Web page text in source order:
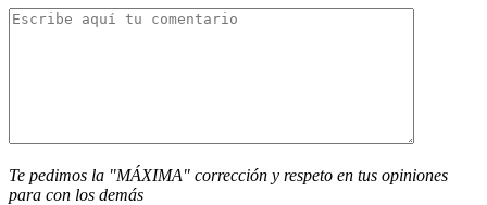
Te pedimos la "MÁXIMA" corrección y respeto en tus opiniones
para con los demás